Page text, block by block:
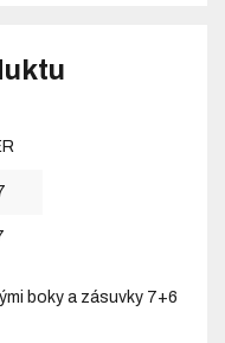
boky a zásuvky 7+6